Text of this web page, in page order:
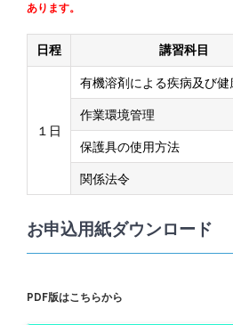
あります。
日程 講習科目
１日
有機溶剤による疾病及び健
作業環境管理
保護具の使用方法
関係法令
お申込用紙ダウンロード
PDF版はこちらから